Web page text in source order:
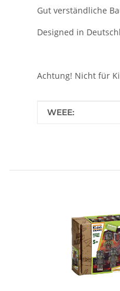
Gut verständliche
Designed in
Achtung! Nicht für
Produkteigenschaft
Wert
WEEE: